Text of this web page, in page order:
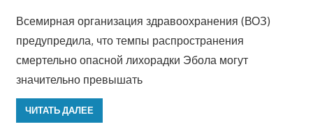
Всемирная организация здравоохранения (ВОЗ)
предупредила, что темпы распространения
смертельно опасной лихорадки Эбола могут
значительно превышать
ЧИТАТЬ ДАЛЕЕ